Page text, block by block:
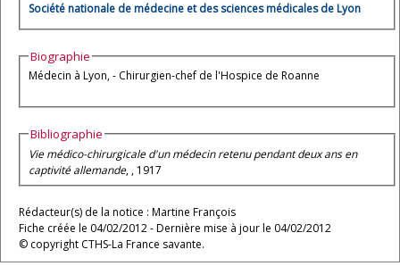
Société nationale de médecine et des sciences médicales de Lyon
Biographie
Médecin à Lyon, - Chirurgien-chef de l'Hospice de Roanne
Bibliographie
Vie médico-chirurgicale d'un médecin retenu pendant deux ans en
captivité allemande, , 1917
Rédacteur(s) de la notice : Martine François
Fiche créée le 04/02/2012 - Dernière mise à jour le 04/02/2012
© copyright CTHS-La France savante.